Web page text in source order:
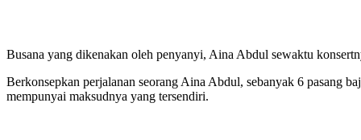
Busana yang dikenakan oleh penyanyi, Aina Abdul sewaktu
Berkonsepkan perjalanan seorang Aina Abdul, sebanyak 6 pasang
mempunyai maksudnya yang tersendiri.